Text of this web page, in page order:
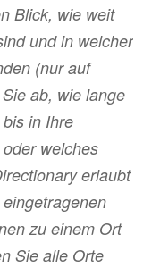
Blick, wie weit
und in welcher
(nur auf
ab, wie lange
in Ihre
welches
erlaubt
zu einem Ort
Sie alle Orte